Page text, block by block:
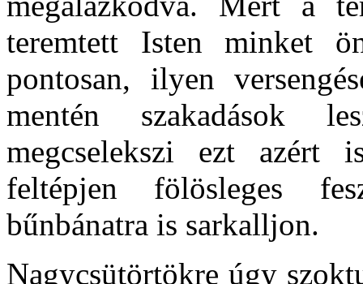
teremtett Isten minket
pontosan, ilyen
mentén szakadások
megcselekszi ezt azért
feltépjen fölösleges
bűnbánatra is sarkalljon.
Nagycsütörtökre úgy